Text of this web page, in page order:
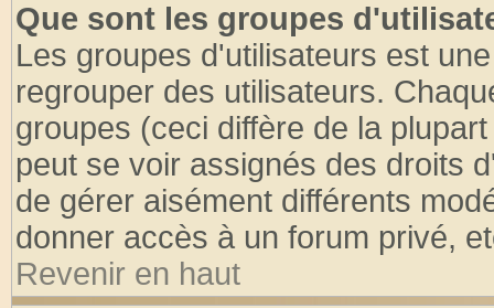
Que sont les groupes
Les groupes d'utilisateurs est
regrouper des utilisateurs.
groupes (ceci diffère de la
peut se voir assignés des droits
de gérer aisément différents
donner accès à un forum privé,
Revenir en haut